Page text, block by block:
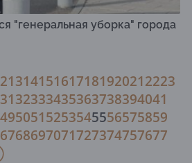
"генеральная уборка" города
1314151617181920212223
3132333435363738394041
4950515253545556575859
6768697071727374757677